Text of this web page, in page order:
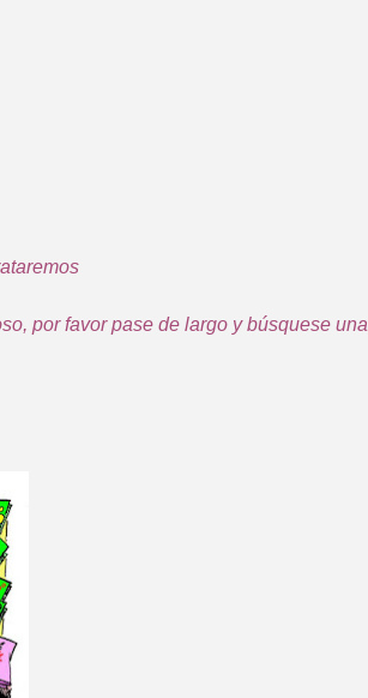
por favor pase de largo y búsquese una